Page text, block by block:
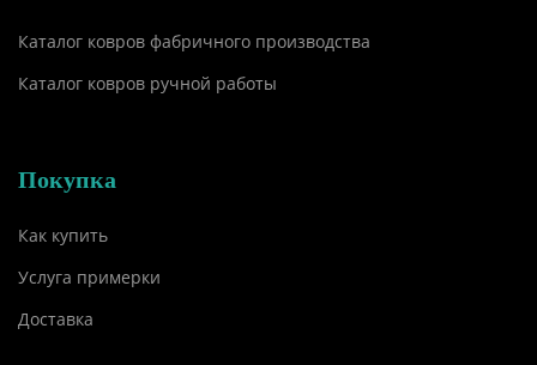
Каталог ковров фабричного производства
Каталог ковров ручной работы
Покупка
Как купить
Услуга примерки
Доставка